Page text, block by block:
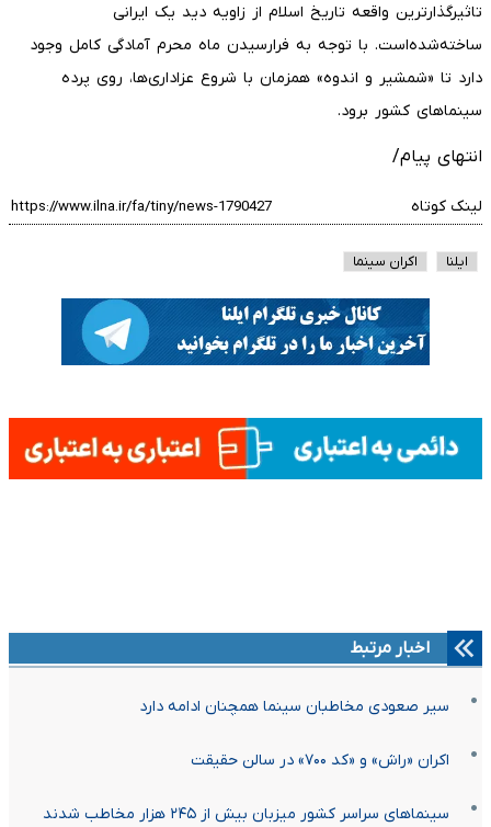
تاثیرگذارترین واقعه تاریخ اسلام از زاویه دید یک ایرانی
ساخته‌شده‌است. با توجه به فرارسیدن ماه محرم آمادگی کامل وجود
دارد تا «شمشیر و اندوه» همزمان با شروع عزاداری‌ها، روی پرده
سینماهای کشور برود.
انتهای پیام/
لینک کوتاه
ایلنا اکران سینما
اخبار مرتبط
سیر صعودی مخاطبان سینما همچنان ادامه دارد
اکران «راش» و «کد ۷۰۰» در سالن حقیقت
سینماهای سراسر کشور میزبان بیش از ۲۴۵ هزار مخاطب شدند